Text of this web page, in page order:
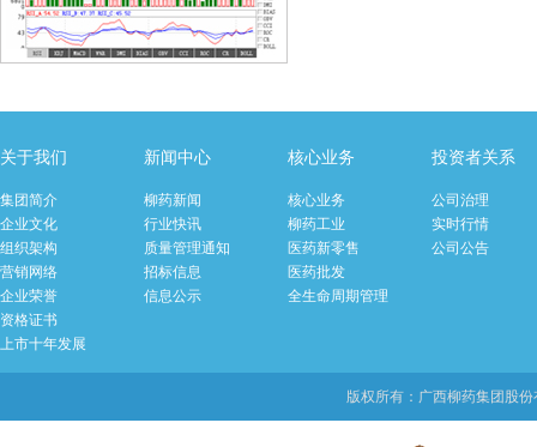
关于我们
集团简介
企业文化
组织架构
营销网络
企业荣誉
资格证书
上市十年发展
新闻中心
柳药新闻
行业快讯
质量管理通知
招标信息
信息公示
核心业务
核心业务
柳药工业
医药新零售
医药批发
全生命周期管理
投资者关系
公司治理
实时行情
公司公告
版权所有：广西柳药集团股